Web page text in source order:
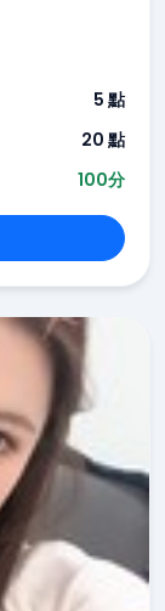
5 點
20 點
100分